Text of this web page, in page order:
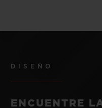
DISEÑO
ENCUENTRE